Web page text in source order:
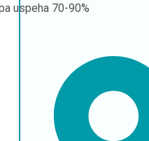
uspeha 70-90%